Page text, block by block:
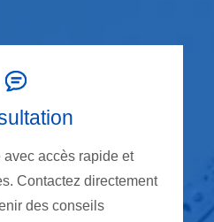
accès rapide et
Contactez directement
des conseils